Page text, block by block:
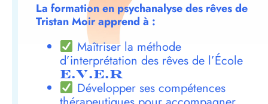
La formation en psychanalyse des rêves de
Tristan Moir apprend à :
Maîtriser la méthode
d’interprétation des rêves de l’École
E.V.E.R
Développer ses compétences